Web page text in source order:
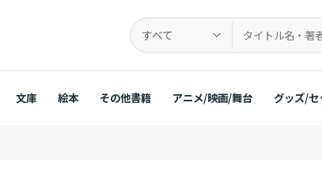
すべて
文庫 絵本 その他書籍 アニメ/映画/舞台 グッズ/セ